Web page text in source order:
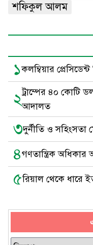
শফিকুল আলম
১কলম্বিয়ার
২ট্রাম্পের ৪০ কোটি
আদালত
৩দুর্নীতি ও
৪গণতান্ত্রিক অধিকার
৫রিয়াল থেকে ধারে